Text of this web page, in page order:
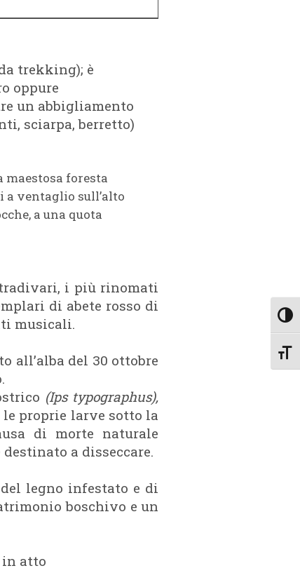
trekking); è
oppure
un abbigliamento
sciarpa, berretto)
maestosa foresta
a ventaglio sull’alto
a una quota
i più rinomati
di abete rosso di
musicali.
all’alba del 30 ottobre
(Ips typographus),
proprie larve sotto la
di morte naturale
a disseccare.
legno infestato e di
boschivo e un
in atto